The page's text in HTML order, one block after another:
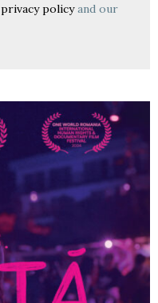
privacy policyand our